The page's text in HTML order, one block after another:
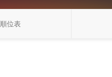
順位表
LABEL.ARIA.CHEVRONRIGHT